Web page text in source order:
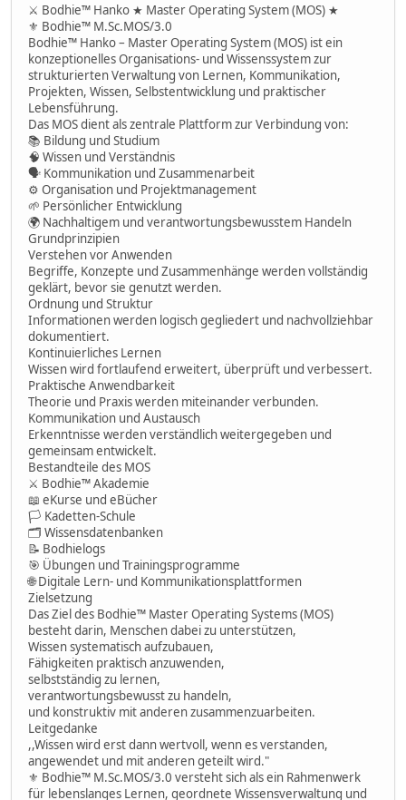
⚔ Bodhie™ Hanko ★ Master Operating System (MOS) ★
⚜ Bodhie™ M.Sc.MOS/3.0
Bodhie™ Hanko – Master Operating System (MOS) ist ein
konzeptionelles Organisations- und Wissenssystem zur
strukturierten Verwaltung von Lernen, Kommunikation,
Projekten, Wissen, Selbstentwicklung und praktischer
Lebensführung.
Das MOS dient als zentrale Plattform zur Verbindung von:
📚 Bildung und Studium
🧠 Wissen und Verständnis
🗣 Kommunikation und Zusammenarbeit
⚙ Organisation und Projektmanagement
🌱 Persönlicher Entwicklung
🌍 Nachhaltigem und verantwortungsbewusstem Handeln
Grundprinzipien
Verstehen vor Anwenden
Begriffe, Konzepte und Zusammenhänge werden vollständig
geklärt, bevor sie genutzt werden.
Ordnung und Struktur
Informationen werden logisch gegliedert und nachvollziehbar
dokumentiert.
Kontinuierliches Lernen
Wissen wird fortlaufend erweitert, überprüft und verbessert.
Praktische Anwendbarkeit
Theorie und Praxis werden miteinander verbunden.
Kommunikation und Austausch
Erkenntnisse werden verständlich weitergegeben und
gemeinsam entwickelt.
Bestandteile des MOS
⚔ Bodhie™ Akademie
📖 eKurse und eBücher
🏳 Kadetten-Schule
🗂 Wissensdatenbanken
📝 Bodhielogs
🎯 Übungen und Trainingsprogramme
🌐 Digitale Lern- und Kommunikationsplattformen
Zielsetzung
Das Ziel des Bodhie™ Master Operating Systems (MOS)
besteht darin, Menschen dabei zu unterstützen,
Wissen systematisch aufzubauen,
Fähigkeiten praktisch anzuwenden,
selbstständig zu lernen,
verantwortungsbewusst zu handeln,
und konstruktiv mit anderen zusammenzuarbeiten.
Leitgedanke
,,Wissen wird erst dann wertvoll, wenn es verstanden,
angewendet und mit anderen geteilt wird."
⚜ Bodhie™ M.Sc.MOS/3.0 versteht sich als ein Rahmenwerk
für lebenslanges Lernen, geordnete Wissensverwaltung und